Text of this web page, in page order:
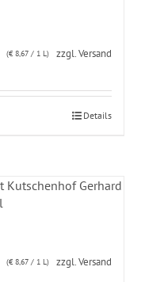
(€8,67 / 1 L) zzgl.Versand
Details
(€8,67 / 1 L) zzgl.Versand